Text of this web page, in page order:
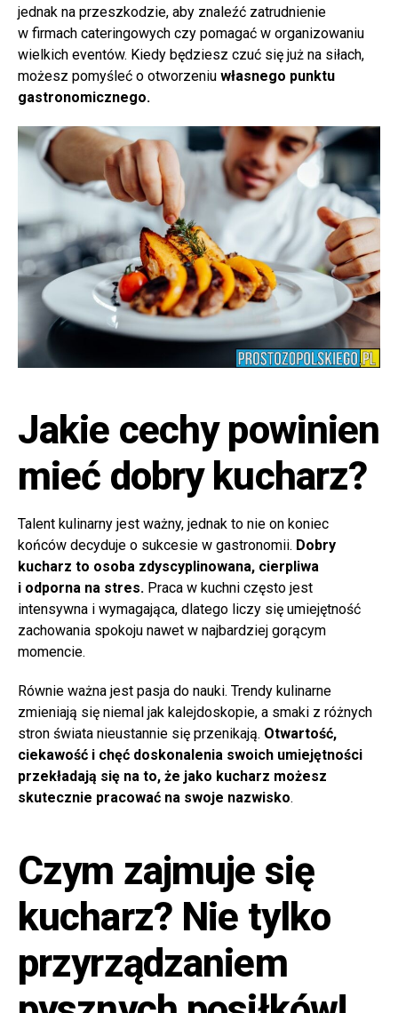
jednak na przeszkodzie, aby znaleźć zatrudnienie
w firmach cateringowych czy pomagać w organizowaniu
wielkich eventów. Kiedy będziesz czuć się już na siłach,
możesz pomyśleć o otworzeniu własnego punktu
gastronomicznego.
Jakie cechy powinien
mieć dobry kucharz?
Talent kulinarny jest ważny, jednak to nie on koniec
końców decyduje o sukcesie w gastronomii. Dobry
kucharz to osoba zdyscyplinowana, cierpliwa
i odporna na stres. Praca w kuchni często jest
intensywna i wymagająca, dlatego liczy się umiejętność
zachowania spokoju nawet w najbardziej gorącym
momencie.
Równie ważna jest pasja do nauki. Trendy kulinarne
zmieniają się niemal jak kalejdoskopie, a smaki z różnych
stron świata nieustannie się przenikają. Otwartość,
ciekawość i chęć doskonalenia swoich umiejętności
przekładają się na to, że jako kucharz możesz
skutecznie pracować na swoje nazwisko.
Czym zajmuje się
kucharz? Nie tylko
przyrządzaniem